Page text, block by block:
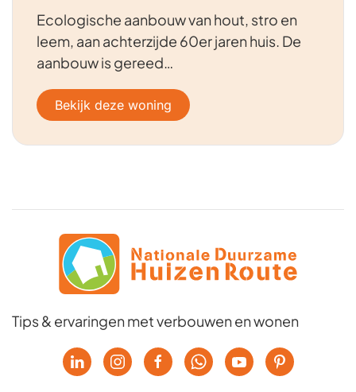
Ecologische aanbouw van hout, stro en
leem, aan achterzijde 60er jaren huis. De
aanbouw is gereed…
Bekijk deze woning
Tips & ervaringen met verbouwen en wonen